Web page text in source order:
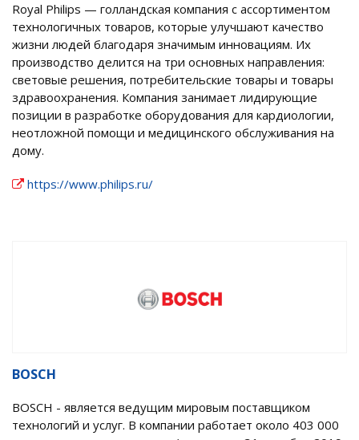
Royal Philips — голландская компания с ассортиментом
технологичных товаров, которые улучшают качество
жизни людей благодаря значимым инновациям. Их
производство делится на три основных направления:
световые решения, потребительские товары и товары
здравоохранения. Компания занимает лидирующие
позиции в разработке оборудования для кардиологии,
неотложной помощи и медицинского обслуживания на
дому.
https://www.philips.ru/
BOSCH
BOSCH - является ведущим мировым поставщиком
технологий и услуг. В компании работает около 403 000